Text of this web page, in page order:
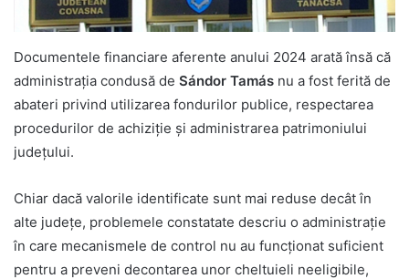
Documentele financiare aferente anului 2024 arată însă că
administrația condusă de Sándor Tamás nu a fost ferită de
abateri privind utilizarea fondurilor publice, respectarea
procedurilor de achiziție și administrarea patrimoniului
județului.
Chiar dacă valorile identificate sunt mai reduse decât în
alte județe, problemele constatate descriu o administrație
în care mecanismele de control nu au funcționat suficient
pentru a preveni decontarea unor cheltuieli neeligibile,